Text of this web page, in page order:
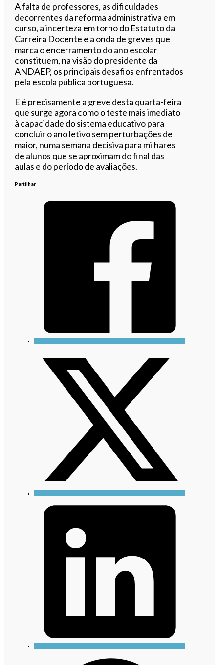
A falta de professores, as dificuldades
decorrentes da reforma administrativa em
curso, a incerteza em torno do Estatuto da
Carreira Docente e a onda de greves que
marca o encerramento do ano escolar
constituem, na visão do presidente da
ANDAEP, os principais desafios enfrentados
pela escola pública portuguesa.
E é precisamente a greve desta quarta-feira
que surge agora como o teste mais imediato
à capacidade do sistema educativo para
concluir o ano letivo sem perturbações de
maior, numa semana decisiva para milhares
de alunos que se aproximam do final das
aulas e do período de avaliações.
Partilhar